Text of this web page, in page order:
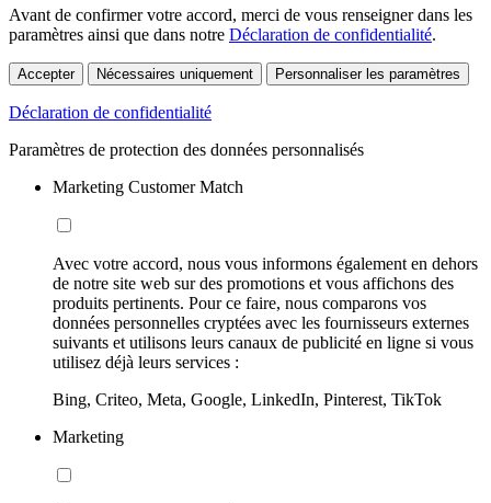
Avant de confirmer votre accord, merci de vous renseigner dans les
paramètres ainsi que dans notre Déclaration de confidentialité.
Accepter Nécessaires uniquement Personnaliser les paramètres
Déclaration de confidentialité
Paramètres de protection des données personnalisés
Marketing Customer Match
Avec votre accord, nous vous informons également en dehors
de notre site web sur des promotions et vous affichons des
produits pertinents. Pour ce faire, nous comparons vos
données personnelles cryptées avec les fournisseurs externes
suivants et utilisons leurs canaux de publicité en ligne si vous
utilisez déjà leurs services :
Bing, Criteo, Meta, Google, LinkedIn, Pinterest, TikTok
Marketing